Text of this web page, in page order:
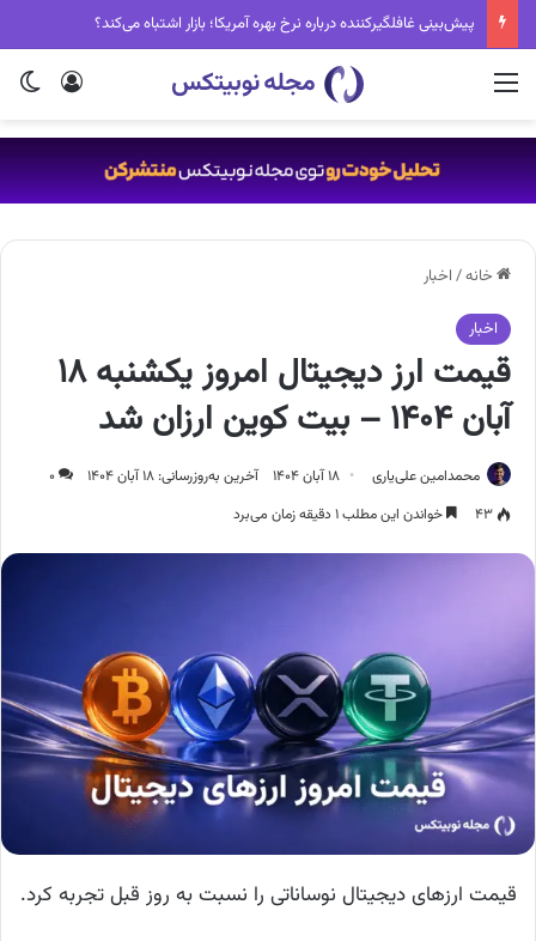
پیش‌بینی غافلگیرکننده درباره نرخ بهره آمریکا؛ بازار اشتباه می‌کند؟
ورود منو
خانه/ اخبار
اخبار
قیمت ارز دیجیتال امروز یکشنبه ۱۸
آبان ۱۴۰۴ – بیت کوین ارزان شد
محمدامین علی‌یاری ۱۸ آبان ۱۴۰۴ آخرین به‌روزرسانی: ۱۸ آبان ۱۴۰۴
۰
۴۳
خواندن این مطلب ۱ دقیقه زمان می‌برد
قیمت ارزهای دیجیتال نوساناتی را نسبت به روز قبل تجربه کرد.